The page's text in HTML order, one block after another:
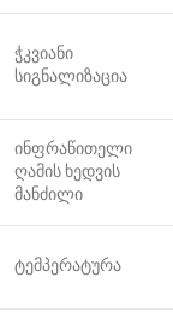
ჭკვიანი
სიგნალიზაცია
ინფრაწითელი
ღამის ხედვის
მანძილი
ტემპერატურა